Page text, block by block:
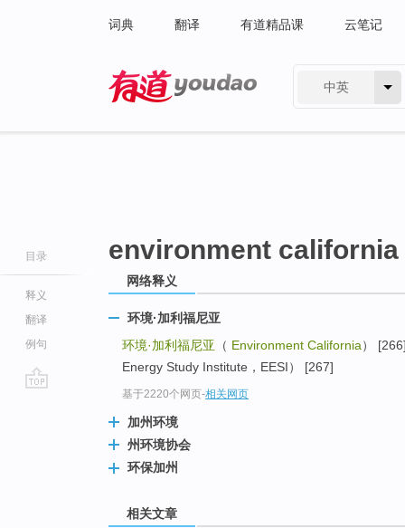
词典 翻译 有道精品课 云笔记
中英
目录
释义
翻译
例句
environment california
网络释义
环境·加利福尼亚
环境·加利福尼亚 （ Environment California）
Energy Study Institute，EESI） [267]
基于2220个网页-相关网页
加州环境
州环境协会
环保加州
相关文章